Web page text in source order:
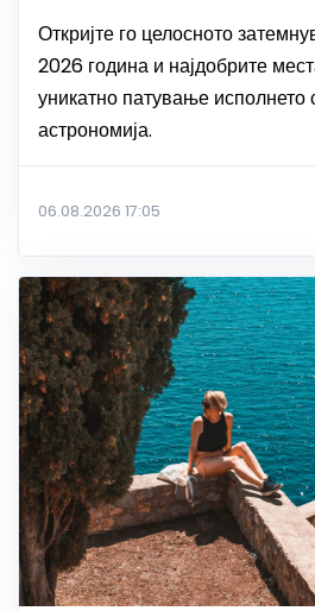
Откријте го целосното
2026 година и најдобрите
уникатно патување исполнето
астрономија.
06.08.2026 17:05